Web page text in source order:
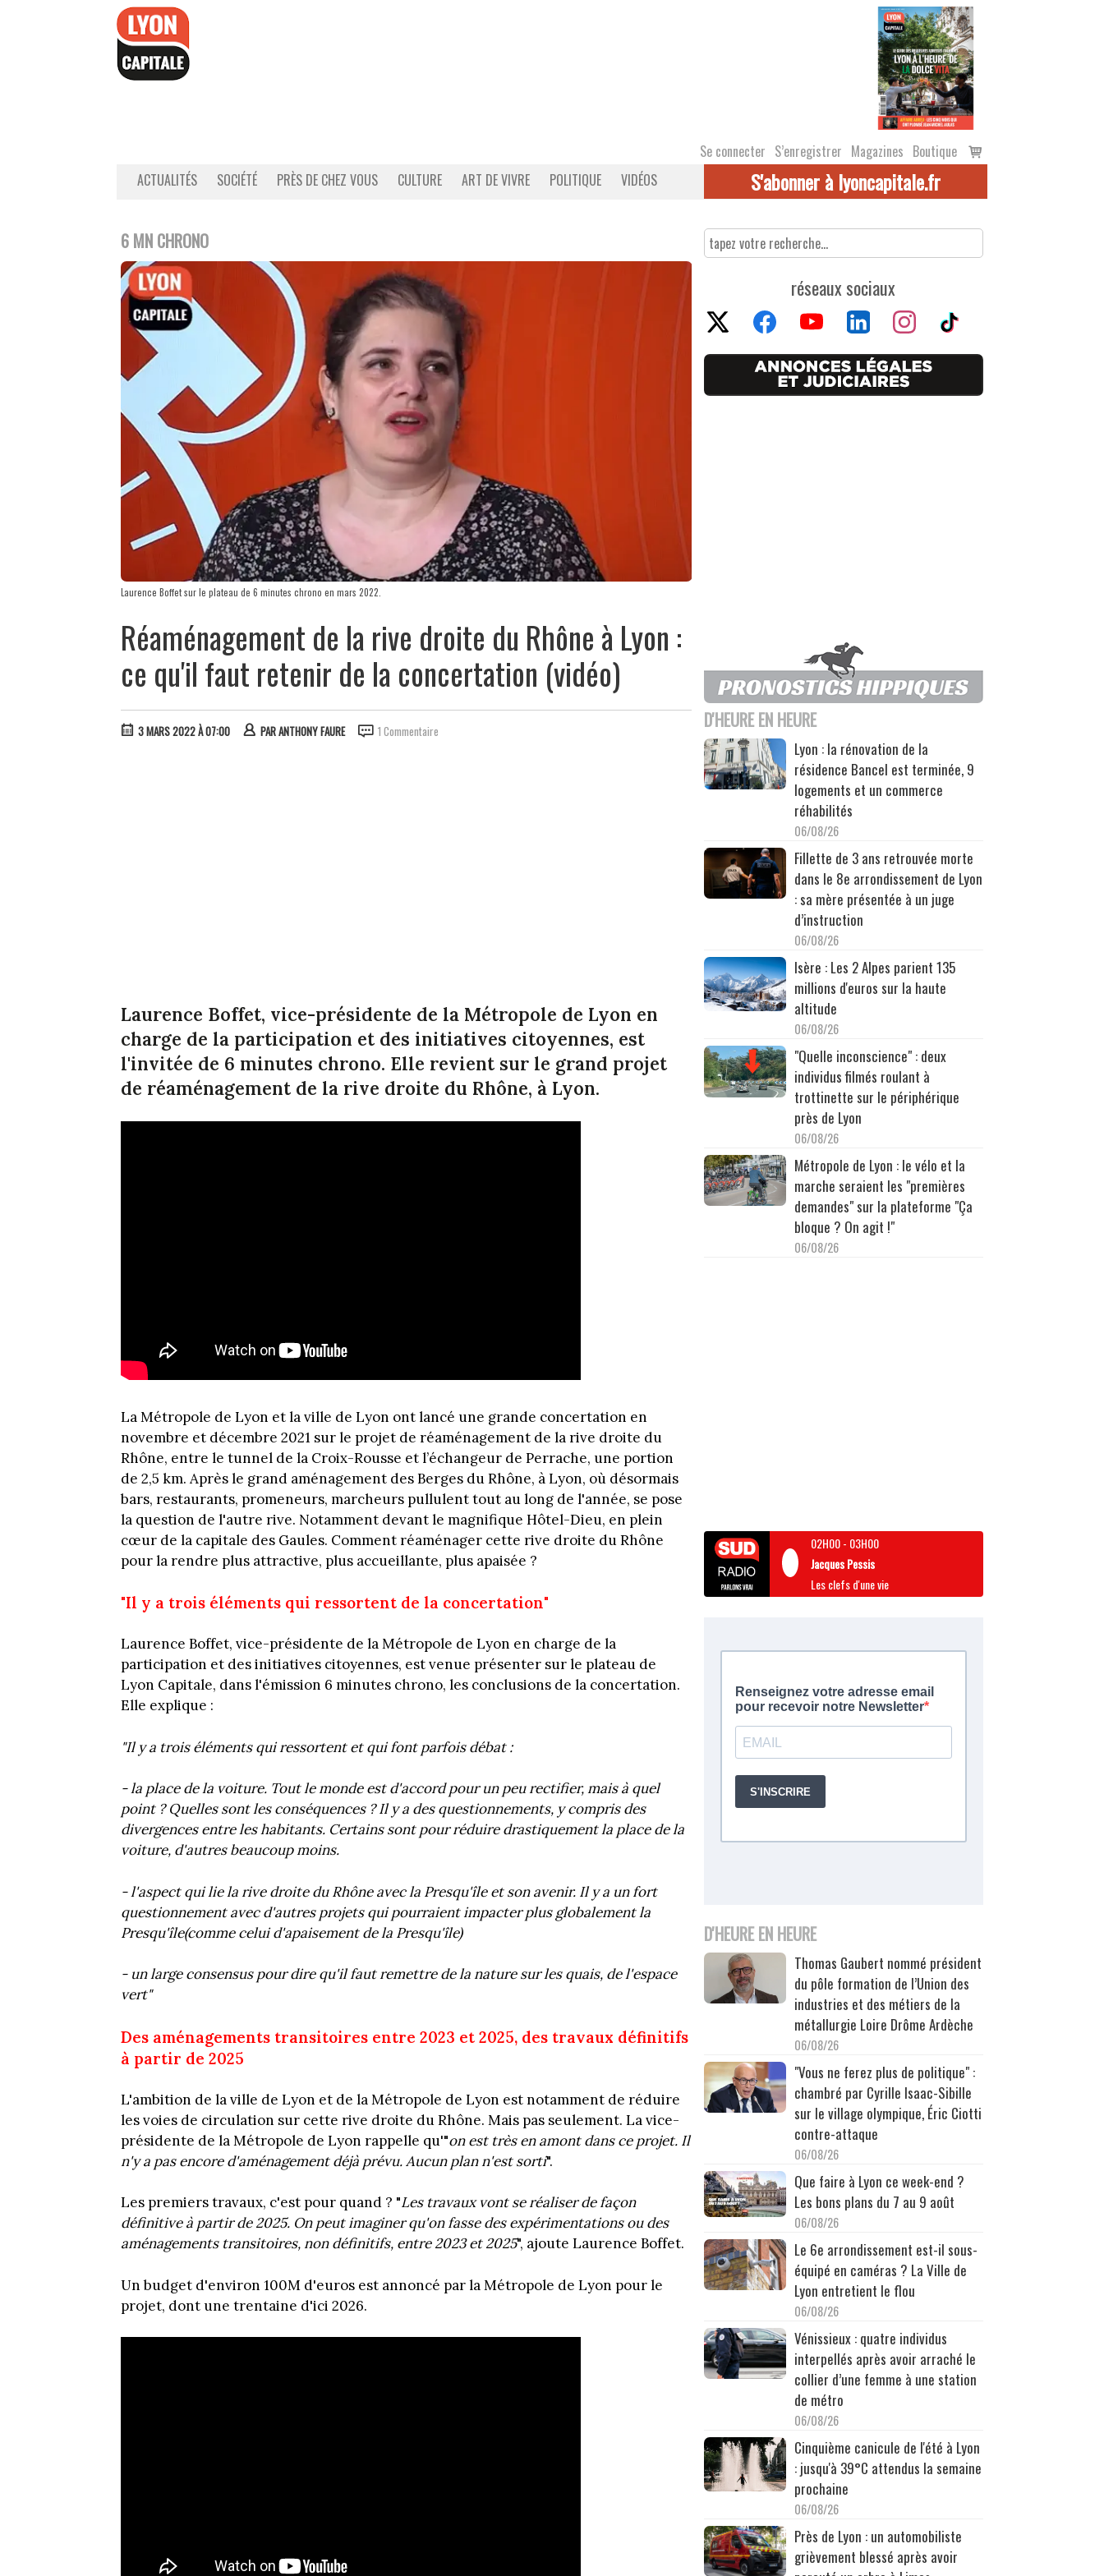
Se connecter S’enregistrer Magazines Boutique
Voir
le
ACTUALITÉS SOCIÉTÉ PRÈS DE CHEZ VOUS CULTURE ART DE VIVRE POLITIQUE VIDÉOS S'abonner à lyoncapitale.fr
6 MN CHRONO
Laurence Boffet sur le plateau de 6 minutes chrono en mars 2022.
Réaménagement de la rive droite du Rhône à Lyon :
ce qu'il faut retenir de la concertation (vidéo)
3 MARS 2022 À 07:00 PARANTHONY FAURE 1 Commentaire
Laurence Boffet, vice-présidente de la Métropole de Lyon en
charge de la participation et des initiatives citoyennes, est
l'invitée de 6 minutes chrono. Elle revient sur le grand projet
de réaménagement de la rive droite du Rhône, à Lyon.
La Métropole de Lyon et la ville de Lyon ont lancé une grande concertation en
novembre et décembre 2021 sur le projet de réaménagement de la rive droite du
Rhône, entre le tunnel de la Croix-Rousse et l’échangeur de Perrache, une portion
de 2,5 km. Après le grand aménagement des Berges du Rhône, à Lyon, où désormais
bars, restaurants, promeneurs, marcheurs pullulent tout au long de l'année, se pose
la question de l'autre rive. Notamment devant le magnifique Hôtel-Dieu, en plein
cœur de la capitale des Gaules. Comment réaménager cette rive droite du Rhône
pour la rendre plus attractive, plus accueillante, plus apaisée ?
"Il y a trois éléments qui ressortent de la concertation"
Laurence Boffet, vice-présidente de la Métropole de Lyon en charge de la
participation et des initiatives citoyennes, est venue présenter sur le plateau de
Lyon Capitale, dans l'émission 6 minutes chrono, les conclusions de la concertation.
Elle explique :
"Il y a trois éléments qui ressortent et qui font parfois débat :
- la place de la voiture. Tout le monde est d'accord pour un peu rectifier, mais à quel
point ? Quelles sont les conséquences ? Il y a des questionnements, y compris des
divergences entre les habitants. Certains sont pour réduire drastiquement la place de la
voiture, d'autres beaucoup moins.
- l'aspect qui lie la rive droite du Rhône avec la Presqu'île et son avenir. Il y a un fort
questionnement avec d'autres projets qui pourraient impacter plus globalement la
Presqu'île(comme celui d'apaisement de la Presqu'île)
- un large consensus pour dire qu'il faut remettre de la nature sur les quais, de l'espace
vert"
Des aménagements transitoires entre 2023 et 2025, des travaux définitifs
à partir de 2025
L'ambition de la ville de Lyon et de la Métropole de Lyon est notamment de réduire
les voies de circulation sur cette rive droite du Rhône. Mais pas seulement. La vice-
présidente de la Métropole de Lyon rappelle qu'"on est très en amont dans ce projet. Il
n'y a pas encore d'aménagement déjà prévu. Aucun plan n'est sorti".
Les premiers travaux, c'est pour quand ? "Les travaux vont se réaliser de façon
définitive à partir de 2025. On peut imaginer qu'on fasse des expérimentations ou des
aménagements transitoires, non définitifs, entre 2023 et 2025", ajoute Laurence Boffet.
Un budget d'environ 100M d'euros est annoncé par la Métropole de Lyon pour le
projet, dont une trentaine d'ici 2026.
réseaux sociaux
D'HEURE EN HEURE
Lyon : la rénovation de la
résidence Bancel est terminée, 9
logements et un commerce
réhabilités
06/08/26
Fillette de 3 ans retrouvée morte
dans le 8e arrondissement de Lyon
: sa mère présentée à un juge
d’instruction
06/08/26
Isère : Les 2 Alpes parient 135
millions d'euros sur la haute
altitude
06/08/26
"Quelle inconscience" : deux
individus filmés roulant à
trottinette sur le périphérique
près de Lyon
06/08/26
Métropole de Lyon : le vélo et la
marche seraient les "premières
demandes" sur la plateforme "Ça
bloque ? On agit !"
06/08/26
02H00- 03H00
Jacques Pessis
Les clefs d'une vie
D'HEURE EN HEURE
Thomas Gaubert nommé président
du pôle formation de l’Union des
industries et des métiers de la
métallurgie Loire Drôme Ardèche
06/08/26
"Vous ne ferez plus de politique" :
chambré par Cyrille Isaac-Sibille
sur le village olympique, Éric Ciotti
contre-attaque
06/08/26
Que faire à Lyon ce week-end ?
Les bons plans du 7 au 9 août
06/08/26
Le 6e arrondissement est-il sous-
équipé en caméras ? La Ville de
Lyon entretient le flou
06/08/26
Vénissieux : quatre individus
interpellés après avoir arraché le
collier d’une femme à une station
de métro
06/08/26
Cinquième canicule de l'été à Lyon
: jusqu'à 39°C attendus la semaine
prochaine
06/08/26
Près de Lyon : un automobiliste
grièvement blessé après avoir